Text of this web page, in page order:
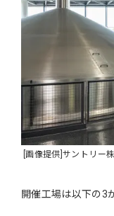
[画像提供]サントリー
開催工場は以下の3